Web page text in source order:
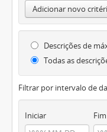
Adicionar novo
Descrições de
Todas as
Filtrar por intervalo de
Iniciar Fim